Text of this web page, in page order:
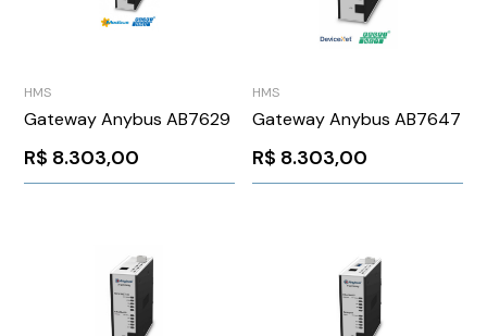
HMS
Gateway Anybus AB7629
R$ 8.303,00
HMS
Gateway Anybus AB7647
R$ 8.303,00